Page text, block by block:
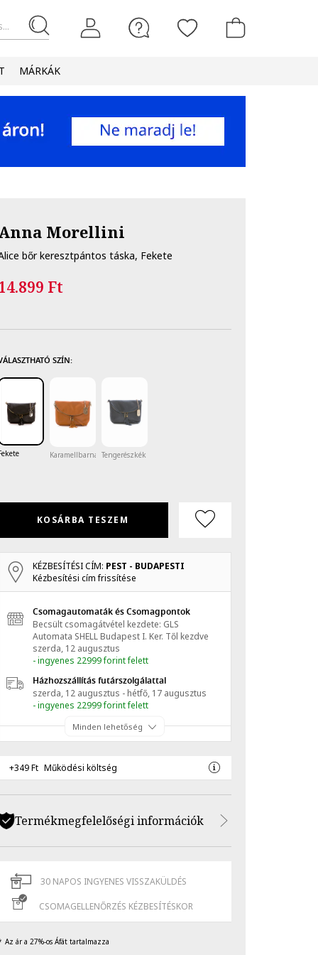
MÁRKÁK
Morellini
bőr keresztpántos táska, Fekete
Ft
SZÍN:
Karamellbarna Tengerészkék
KOSÁRBA TESZEM
KÉZBESÍTÉSI CÍM: PEST - BUDAPESTI
Kézbesítési cím frissítése
Csomagautomaták és Csomagpontok
Becsült csomagátvétel kezdete: GLS
Automata SHELL Budapest I. Ker. Től kezdve
szerda, 12 augusztus
- ingyenes 22999 forint felett
Házhozszállítás futárszolgálattal
szerda, 12 augusztus - hétfő, 17 augusztus
- ingyenes 22999 forint felett
Minden lehetőség
+349 Ft Működési költség
Termékmegfelelőségi információk
30 NAPOS INGYENES VISSZAKÜLDÉS
CSOMAGELLENŐRZÉS KÉZBESÍTÉSKOR
Az ár a 27%-os Áfát tartalmazza